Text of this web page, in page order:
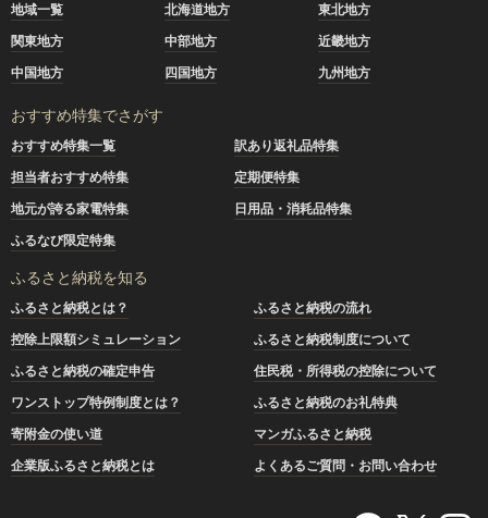
地域一覧 北海道地方
東北地方
関東地方
中部地方
近畿地方
中国地方
四国地方 九州地方
おすすめ特集でさがす
おすすめ特集一覧
訳あり返礼品特集
担当者おすすめ特集
定期便特集
地元が誇る家電特集
日用品・消耗品特集
ふるなび限定特集
ふるさと納税を知る
ふるさと納税とは？
ふるさと納税の流れ
控除上限額シミュレーション
ふるさと納税制度について
ふるさと納税の確定申告
住民税・所得税の控除について
ワンストップ特例制度とは？
ふるさと納税のお礼特典
寄附金の使い道
マンガふるさと納税
企業版ふるさと納税とは
よくあるご質問・お問い合わせ